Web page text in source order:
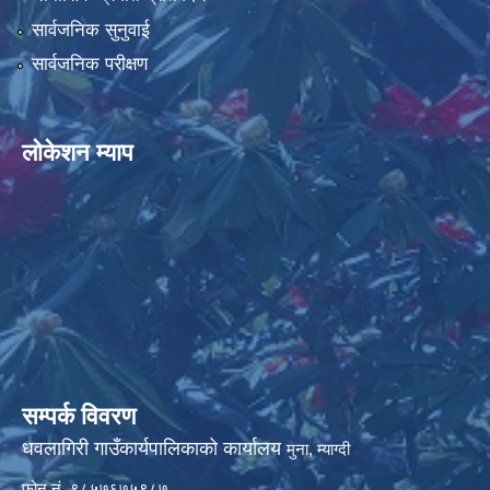
सार्वजनिक सुनुवाई
सार्वजनिक परीक्षण
लोकेशन म्याप
सम्पर्क विवरण
धवलागिरी गाउँकार्यपालिकाको कार्यालयमुना, म्याग्दी